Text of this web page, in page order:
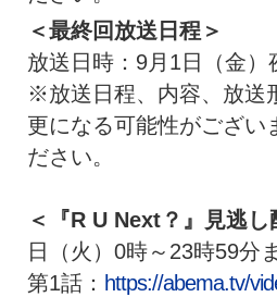
＜最終回放送日程＞
放送日時：9月1日（金）
※放送日程、内容、 放送
更になる可能性がござい
ださい。
＜『R U Next？』見逃し
日（火）0時～ 23時59分
第1話： https://abema.tv/